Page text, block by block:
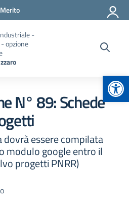
-
opzione
N° 89: Schede
dovrà essere compilata
modulo google entro il
progetti PNRR)